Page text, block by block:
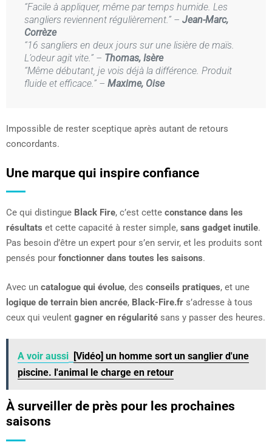
“Facile à appliquer, même par temps humide. Les
sangliers reviennent régulièrement.” – Jean-Marc,
Corrèze
“16 sangliers en deux jours sur une lisière de maïs.
L’odeur agit vite.” – Thomas, Isère
“Même débutant, je vois déjà la différence. Produit
fluide et efficace.” – Maxime, Oise
Impossible de rester sceptique après autant de retours
concordants.
Une marque qui inspire confiance
Ce qui distingue Black Fire, c’est cette constance dans les
résultats et cette capacité à rester simple, sans gadget inutile.
Pas besoin d’être un expert pour s’en servir, et les produits sont
pensés pour fonctionner dans toutes les saisons.
Avec un catalogue qui évolue, des conseils pratiques, et une
logique de terrain bien ancrée, Black-Fire.fr s’adresse à tous
ceux qui veulent gagner en régularité sans y passer des heures.
A voir aussi [Vidéo] un homme sort un sanglier d'une
piscine. l'animal le charge en retour
À surveiller de près pour les prochaines
saisons